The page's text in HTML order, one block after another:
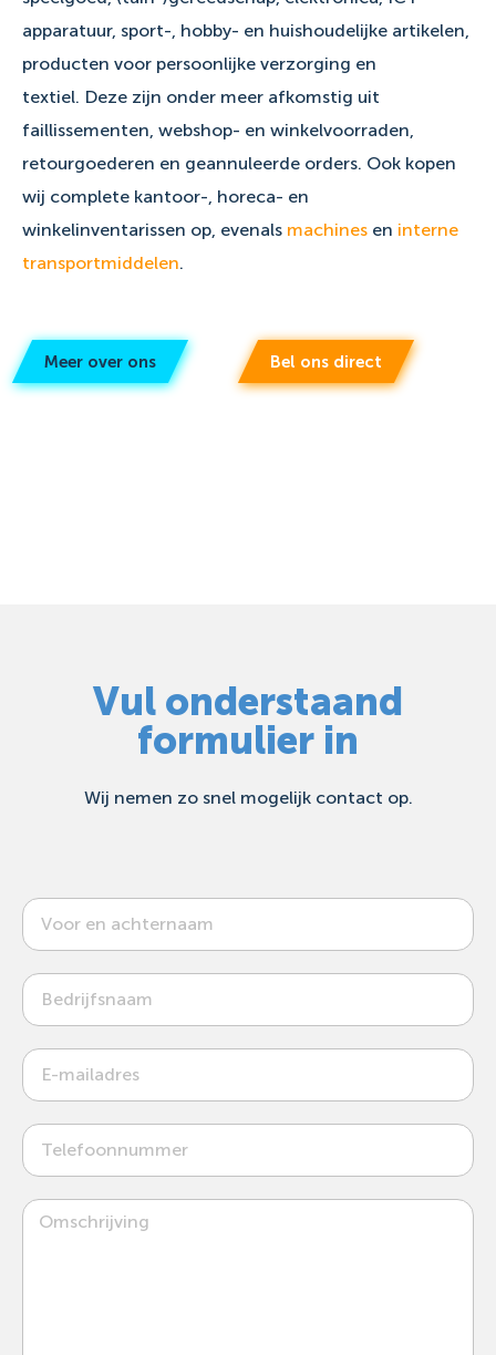
apparatuur, sport-, hobby- en huishoudelijke artikelen,
producten voor persoonlijke verzorging en
textiel. Deze zijn onder meer afkomstig uit
faillissementen, webshop- en winkelvoorraden,
retourgoederen en geannuleerde orders. Ook kopen
wij complete kantoor-, horeca- en
winkelinventarissen op, evenals machines en interne
transportmiddelen.
Meer over ons Bel ons direct
Vul onderstaand
formulier in
Wij nemen zo snel mogelijk contact op.